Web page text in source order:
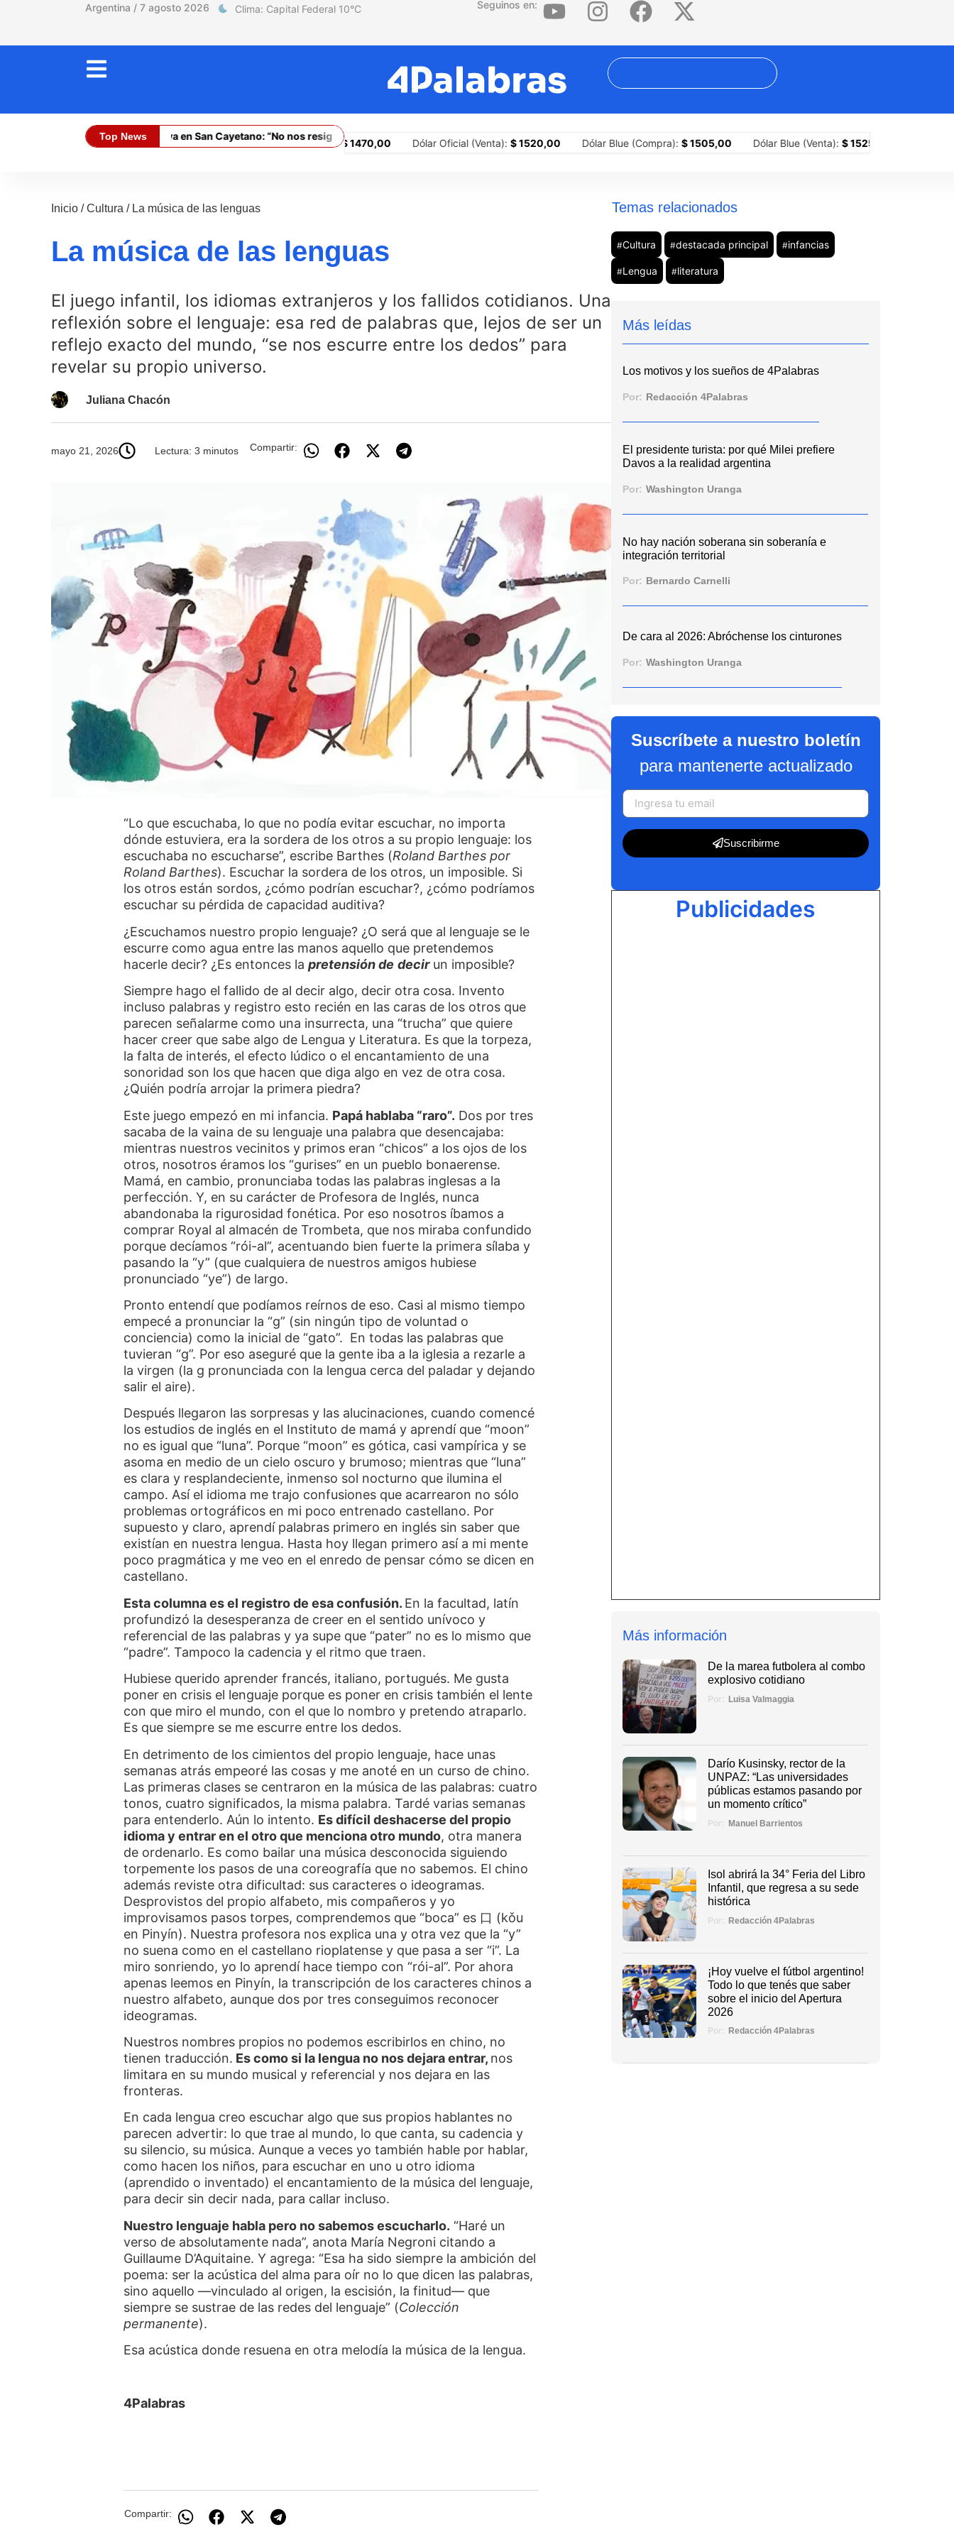
Argentina / 7 agosto 2026 10°C Seguinos en:
Top News
García Cuerva en San Cayetano: “No nos resignemos y sigamos apostando por justicia social y salarios dignos” El gobierno perdió también la reforma de la ley de fuego: un modelo
Dólar Oficial (Compra):$ 1470,00 Dólar Oficial (Venta):$ 1520,00 Dólar Blue (Compra):$ 1505,00 Dólar Blue (Venta): $ 1525,00 Dólar MEP (Compra):
Inicio / Cultura / La música de las lenguas
La música de las lenguas
El juego infantil, los idiomas extranjeros y los fallidos cotidianos. Una
reflexión sobre el lenguaje: esa red de palabras que, lejos de ser un
reflejo exacto del mundo, “se nos escurre entre los dedos” para
revelar su propio universo.
Juliana Chacón
mayo 21, 2026 Lectura: 3 minutos Compartir:
“Lo que escuchaba, lo que no podía evitar escuchar, no importa
dónde estuviera, era la sordera de los otros a su propio lenguaje: los
escuchaba no escucharse”, escribe Barthes (Roland Barthes por
Roland Barthes). Escuchar la sordera de los otros, un imposible. Si
los otros están sordos, ¿cómo podrían escuchar?, ¿cómo podríamos
escuchar su pérdida de capacidad auditiva?
¿Escuchamos nuestro propio lenguaje? ¿O será que al lenguaje se le
escurre como agua entre las manos aquello que pretendemos
hacerle decir? ¿Es entonces lapretensión de decirun imposible?
Siempre hago el fallido de al decir algo, decir otra cosa. Invento
incluso palabras y registro esto recién en las caras de los otros que
parecen señalarme como una insurrecta, una “trucha” que quiere
hacer creer que sabe algo de Lengua y Literatura. Es que la torpeza,
la falta de interés, el efecto lúdico o el encantamiento de una
sonoridad son los que hacen que diga algo en vez de otra cosa.
¿Quién podría arrojar la primera piedra?
Este juego empezó en mi infancia. Papá hablaba “raro”. Dos por tres
sacaba de la vaina de su lenguaje una palabra que desencajaba:
mientras nuestros vecinitos y primos eran “chicos” a los ojos de los
otros, nosotros éramos los “gurises” en un pueblo bonaerense.
Mamá, en cambio, pronunciaba todas las palabras inglesas a la
perfección. Y, en su carácter de Profesora de Inglés, nunca
abandonaba la rigurosidad fonética. Por eso nosotros íbamos a
comprar Royal al almacén de Trombeta, que nos miraba confundido
porque decíamos “rói-al”, acentuando bien fuerte la primera sílaba y
pasando la “y” (que cualquiera de nuestros amigos hubiese
pronunciado “ye”) de largo.
Pronto entendí que podíamos reírnos de eso. Casi al mismo tiempo
empecé a pronunciar la “g” (sin ningún tipo de voluntad o
conciencia) como la inicial de “gato”. En todas las palabras que
tuvieran “g”. Por eso aseguré que la gente iba a la iglesia a rezarle a
la virgen (la g pronunciada con la lengua cerca del paladar y dejando
salir el aire).
Después llegaron las sorpresas y las alucinaciones, cuando comencé
los estudios de inglés en el Instituto de mamá y aprendí que “moon”
no es igual que “luna”. Porque “moon” es gótica, casi vampírica y se
asoma en medio de un cielo oscuro y brumoso; mientras que “luna”
es clara y resplandeciente, inmenso sol nocturno que ilumina el
campo. Así el idioma me trajo confusiones que acarrearon no sólo
problemas ortográficos en mi poco entrenado castellano. Por
supuesto y claro, aprendí palabras primero en inglés sin saber que
existían en nuestra lengua. Hasta hoy llegan primero así a mi mente
poco pragmática y me veo en el enredo de pensar cómo se dicen en
castellano.
Esta columna es el registro de esa confusión. En la facultad, latín
profundizó la desesperanza de creer en el sentido unívoco y
referencial de las palabras y ya supe que “pater” no es lo mismo que
“padre”. Tampoco la cadencia y el ritmo que traen.
Hubiese querido aprender francés, italiano, portugués. Me gusta
poner en crisis el lenguaje porque es poner en crisis también el lente
con que miro el mundo, con el que lo nombro y pretendo atraparlo.
Es que siempre se me escurre entre los dedos.
En detrimento de los cimientos del propio lenguaje, hace unas
semanas atrás empeoré las cosas y me anoté en un curso de chino.
Las primeras clases se centraron en la música de las palabras: cuatro
tonos, cuatro significados, la misma palabra. Tardé varias semanas
para entenderlo. Aún lo intento. Es difícil deshacerse del propio
idioma y entrar en el otro que menciona otro mundo, otra manera
de ordenarlo. Es como bailar una música desconocida siguiendo
torpemente los pasos de una coreografía que no sabemos. El chino
además reviste otra dificultad: sus caracteres o ideogramas.
Desprovistos del propio alfabeto, mis compañeros y yo
improvisamos pasos torpes, comprendemos que “boca” es 口 (kǒu
en Pinyín). Nuestra profesora nos explica una y otra vez que la “y”
no suena como en el castellano rioplatense y que pasa a ser “i”. La
miro sonriendo, yo lo aprendí hace tiempo con “rói-al”. Por ahora
apenas leemos en Pinyín, la transcripción de los caracteres chinos a
nuestro alfabeto, aunque dos por tres conseguimos reconocer
ideogramas.
Nuestros nombres propios no podemos escribirlos en chino, no
tienen traducción. Es como si la lengua no nos dejara entrar, nos
limitara en su mundo musical y referencial y nos dejara en las
fronteras.
En cada lengua creo escuchar algo que sus propios hablantes no
parecen advertir: lo que trae al mundo, lo que canta, su cadencia y
su silencio, su música. Aunque a veces yo también hable por hablar,
como hacen los niños, para escuchar en uno u otro idioma
(aprendido o inventado) el encantamiento de la música del lenguaje,
para decir sin decir nada, para callar incluso.
Nuestro lenguaje habla pero no sabemos escucharlo. “Haré un
verso de absolutamente nada”, anota María Negroni citando a
Guillaume D’Aquitaine. Y agrega: “Esa ha sido siempre la ambición del
poema: ser la acústica del alma para oír no lo que dicen las palabras,
sino aquello —vinculado al origen, la escisión, la finitud— que
siempre se sustrae de las redes del lenguaje” (Colección
permanente).
Esa acústica donde resuena en otra melodía la música de la lengua.
4Palabras
Compartir:
Temas relacionados
#Cultura #destacada principal #infancias
#Lengua #literatura
Más leídas
Los motivos y los sueños de 4Palabras
Por: Redacción 4Palabras
El presidente turista: por qué Milei prefiere
Davos a la realidad argentina
Por: Washington Uranga
No hay nación soberana sin soberanía e
integración territorial
Por: Bernardo Carnelli
De cara al 2026: Abróchense los cinturones
Por: Washington Uranga
Suscríbete a nuestro boletín
para mantenerte actualizado
Suscribirme
Publicidades
Más información
De la marea futbolera al combo
explosivo cotidiano
Por: Luisa Valmaggia
Darío Kusinsky, rector de la
UNPAZ: “Las universidades
públicas estamos pasando por
un momento crítico”
Por: Manuel Barrientos
Isol abrirá la 34° Feria del Libro
Infantil, que regresa a su sede
histórica
Por: Redacción 4Palabras
¡Hoy vuelve el fútbol argentino!
Todo lo que tenés que saber
sobre el inicio del Apertura
2026
Por: Redacción 4Palabras